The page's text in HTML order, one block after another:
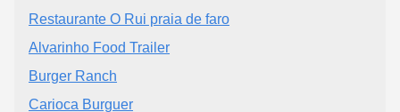
Restaurante O Rui praia de faro
Alvarinho Food Trailer
Burger Ranch
Carioca Burguer